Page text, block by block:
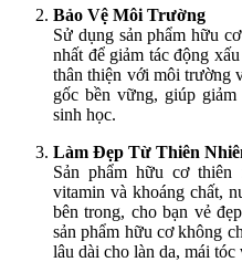
Bảo Vệ Môi Trường
Sử dụng sản phẩm hữu
nhất để giảm tác động
thân thiện với môi trường
gốc bền vững, giúp
sinh học.
Làm Đẹp Từ Thiên
Sản phẩm hữu cơ thiên
vitamin và khoáng chất,
bên trong, cho bạn vẻ
sản phẩm hữu cơ không
lâu dài cho làn da, mái tóc